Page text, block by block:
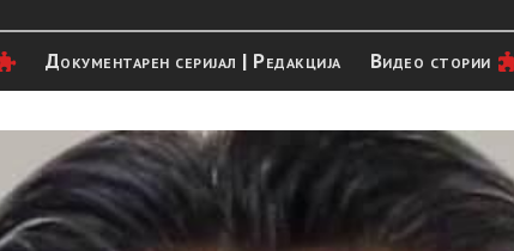
Документарен серијал | Редакција Видео стории